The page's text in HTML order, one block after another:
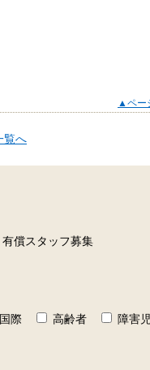
▲ペー
覧へ
有償スタッフ募集
国際 高齢者
障害